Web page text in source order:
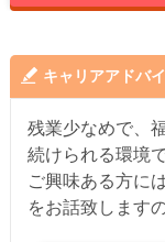
キャリアアドバ
残業少なめで、
続けられる環境で
ご興味ある方に
をお話致します